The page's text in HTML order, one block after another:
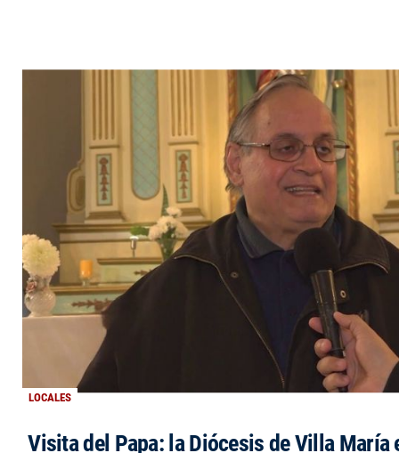
LOCALES
Visita del Papa: la Diócesis de Villa María